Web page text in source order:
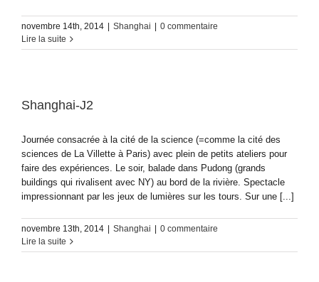
novembre 14th, 2014 Shanghai
0 commentaire
Lire la suite
Shanghai-J2
Journée consacrée à la cité de la science (=comme la cité des
sciences de La Villette à Paris) avec plein de petits ateliers pour
faire des expériences. Le soir, balade dans Pudong (grands
buildings qui rivalisent avec NY) au bord de la rivière. Spectacle
impressionnant par les jeux de lumières sur les tours. Sur une [...]
novembre 13th, 2014 Shanghai
0 commentaire
Lire la suite